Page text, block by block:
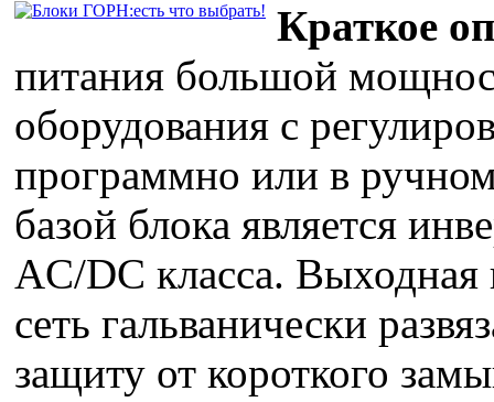
Краткое
питания большой
оборудования с
программно или в
базой блока является
AC/DC класса. Выходная
сеть гальванически
защиту от короткого